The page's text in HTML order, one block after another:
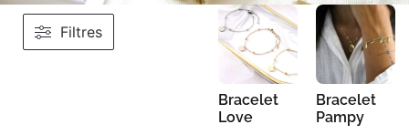
Filtres
Bracelet
Love
Bracelet
Pampy